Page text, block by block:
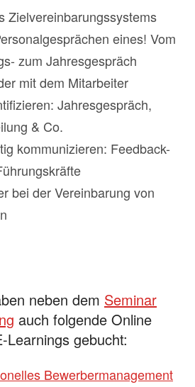
Zielvereinbarungssystems
eines! Vom
zum Jahresgespräch
mit dem Mitarbeiter
Jahresgespräch,
& Co.
kommunizieren: Feedback-
bei der Vereinbarung von
neben dem Seminar
auch folgende Online
Learnings gebucht:
Bewerbermanagement